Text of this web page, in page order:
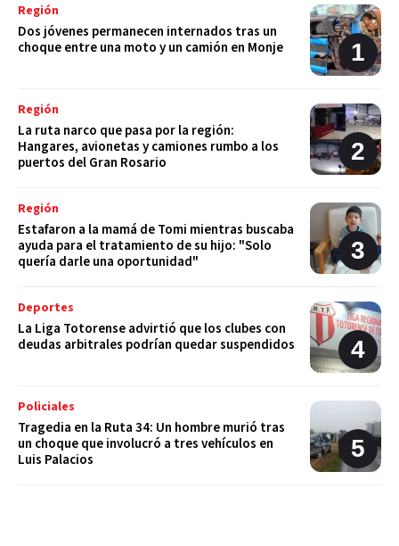
Región
Dos jóvenes permanecen internados tras un
choque entre una moto y un camión en Monje
Región
La ruta narco que pasa por la región:
Hangares, avionetas y camiones rumbo a los
puertos del Gran Rosario
Región
Estafaron a la mamá de Tomi mientras buscaba
ayuda para el tratamiento de su hijo: "Solo
quería darle una oportunidad"
Deportes
La Liga Totorense advirtió que los clubes con
deudas arbitrales podrían quedar suspendidos
Policiales
Tragedia en la Ruta 34: Un hombre murió tras
un choque que involucró a tres vehículos en
Luis Palacios